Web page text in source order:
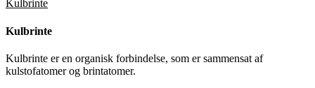
Kulbrinte
Kulbrinte
Kulbrinte er en organisk forbindelse, som er sammensat af
kulstofatomer og brintatomer.